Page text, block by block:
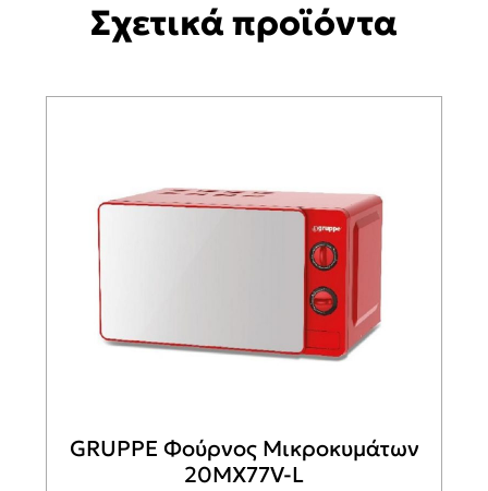
Σχετικά προϊόντα
GRUPPE Φούρνος Μικροκυμάτων
20MX77V-L